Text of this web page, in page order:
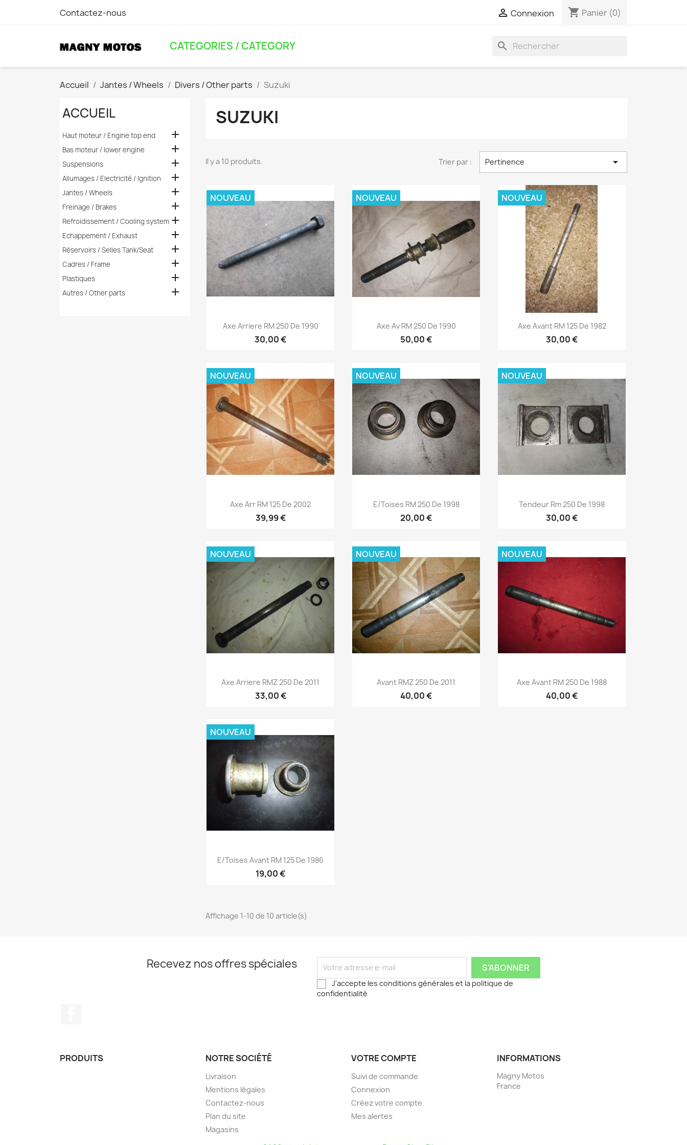
Contactez-nous  Connexion shopping_cart Panier (0)
CATEGORIES / CATEGORY search
Accueil Jantes / Wheels Divers / Other parts Suzuki
ACCUEIL
Haut moteur / Engine top end 
Bas moteur / lower engine 
Suspensions 
Allumages / Electricité / Ignition 
Jantes / Wheels 
Freinage / Brakes 
Refroidissement / Cooling system
Echappement / Exhaust 
Réservoirs / Selles Tank/Seat 
Cadres / Frame 
Plastiques 
Autres / Other parts 
SUZUKI
Il y a 10 produits. Trier par : Pertinence 
Aperçu rapide
Axe Arriere RM 250 De 1990
30,00 €
NOUVEAU
Aperçu rapide
Axe Av RM 250 De 1990
50,00 €
NOUVEAU
Aperçu rapide
Axe Avant RM 125 De 1982
30,00 €
NOUVEAU
Aperçu rapide
Axe Arr RM 125 De 2002
39,99 €
NOUVEAU
Aperçu rapide
E/toises RM 250 De 1998
20,00 €
NOUVEAU
Aperçu rapide
Tendeur Rm 250 De 1998
30,00 €
NOUVEAU
Aperçu rapide
Axe Arriere RMZ 250 De 2011
33,00 €
NOUVEAU
Aperçu rapide
Avant RMZ 250 De 2011
40,00 €
NOUVEAU
Aperçu rapide
Axe Avant RM 250 De 1988
40,00 €
NOUVEAU
 Aperçu rapide
E/toises Avant RM 125 De 1986
19,00 €
NOUVEAU
Affichage 1-10 de 10 article(s)
Recevez nos offres spéciales
J'accepte les conditions générales et la politique de
confidentialité
PRODUITS NOTRE SOCIÉTÉ
Livraison
Mentions légales
Contactez-nous
Plan du site
Magasins
VOTRE COMPTE
Suivi de commande
Connexion
Créez votre compte
Mes alertes
INFORMATIONS
Magny Motos
France